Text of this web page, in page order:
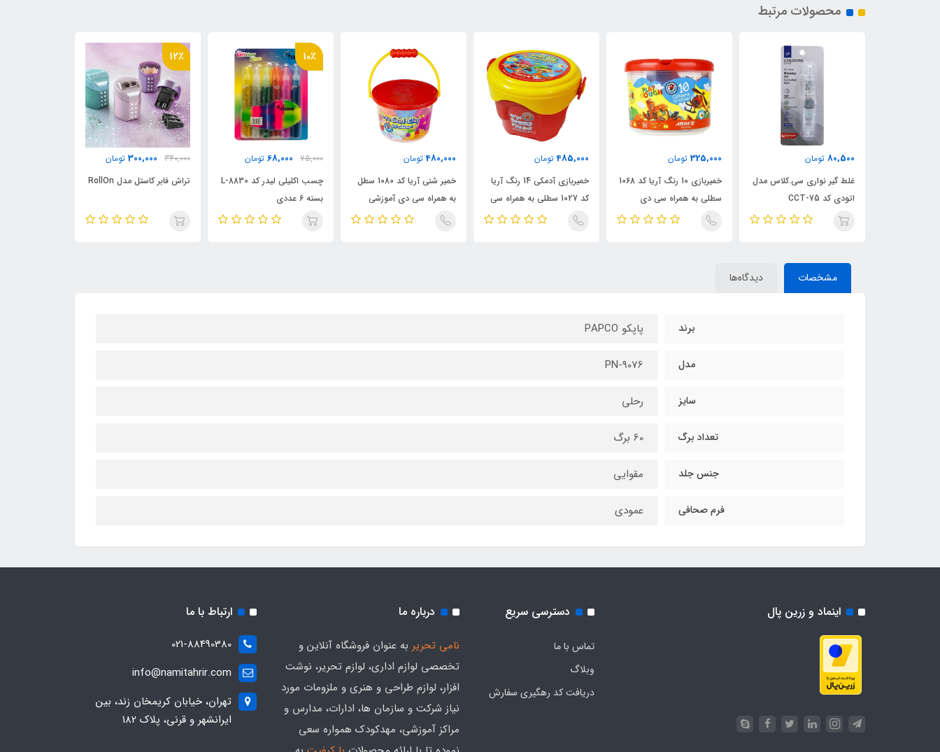
محصولات مرتبط
80,500 تومان
غلط گیر نواری سی.کلاس مدل
اتودی کد CCT-75
325,000 تومان
خمیربازی 10 رنگ آریا کد 1068
سطلی به همراه سی دی
آموزشی
485,000 تومان
خمیربازی آدمکی 14 رنگ آریا
کد 1027 سطلی به همراه سی
دی آموزشی
480,000 تومان
خمیر شنی آریا کد 1080 سطل
به همراه سی دی آموزشی
10٪
75,000
68,000 تومان
چسب اکلیلی لیدر کد L-8830
بسته 6 عددی
12٪
340,000
300,000 تومان
تراش فابر کاستل مدل RollOn
مشخصات دیدگاه‌ها
برند پاپکو PAPCO
مدل PN-9076
سایز رحلی
تعداد برگ 60 برگ
جنس جلد مقوایی
فرم صحافی عمودی
اینماد و زرین پال دسترسی سریع
تماس با ما
وبلاگ
دریافت کد رهگیری سفارش
درباره ما
نامی تحریر به عنوان فروشگاه آنلاین و
تخصصی لوازم اداری، لوازم تحریر، نوشت
افزار، لوازم طراحی و هنری و ملزومات مورد
نیاز شرکت و سازمان ها، ادارات، مدارس و
مراکز آموزشی، مهدکودک همواره سعی
ارتباط با ما
021-88490380
info@namitahrir.com
تهران، خیابان کریمخان زند، بین
ایرانشهر و قرنی، پلاک 182